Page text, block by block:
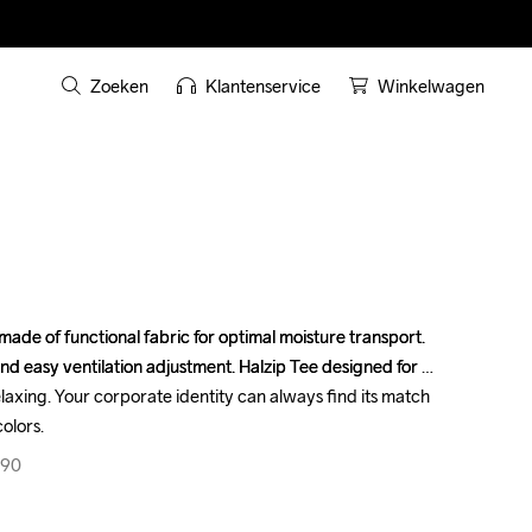
Zoeken Klantenservice Winkelwagen
of functional fabric for optimal moisture transport.
easy ventilation adjustment. Halzip Tee designed for
Your corporate identity can always find its match
of functional fabric for optimal moisture transport.
easy ventilation adjustment. Halzip Tee designed for
Your corporate identity can always find its match